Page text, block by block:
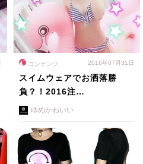
コンテンツ 2016年07月31日
スイムウェアでお洒落勝
負？！2016注…
ゆめかわいい